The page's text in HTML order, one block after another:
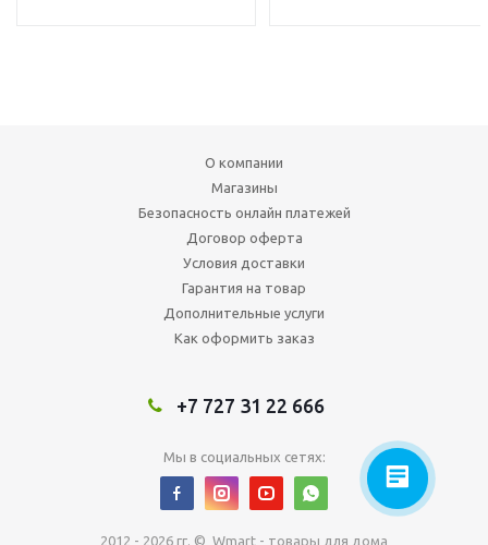
О компании
Магазины
Безопасность онлайн платежей
Договор оферта
Условия доставки
Гарантия на товар
Дополнительные услуги
Как оформить заказ
+7 727 31 22 666
Мы в социальных сетях:
2012 - 2026 гг. © Wmart - товары для дома